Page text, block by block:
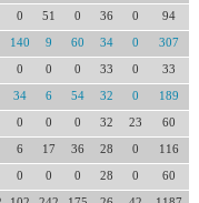
0 51 0 36 0 94
140 9 60 34 0 307
0 0 0 33 0 33
34 6 54 32 0 189
0 0 0 32 23 60
6 17 36 28 0 116
0 0 0 28 0 60